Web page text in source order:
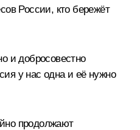
России, кто бережёт
и добросовестно
у нас одна и её нужно
продолжают